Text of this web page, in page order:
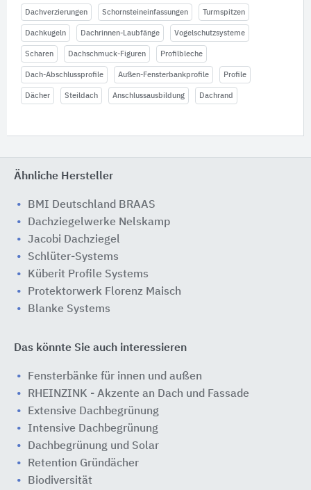
Dachverzierungen Schornsteineinfassungen Turmspitzen
Dachkugeln Dachrinnen-Laubfänge Vogelschutzsysteme
Scharen Dachschmuck-Figuren Profilbleche
Dach-Abschlussprofile Außen-Fensterbankprofile Profile
Dächer Steildach Anschlussausbildung Dachrand
Ähnliche Hersteller
BMI Deutschland BRAAS
Dachziegelwerke Nelskamp
Jacobi Dachziegel
Schlüter-Systems
Küberit Profile Systems
Protektorwerk Florenz Maisch
Blanke Systems
Das könnte Sie auch interessieren
Fensterbänke für innen und außen
RHEINZINK - Akzente an Dach und Fassade
Extensive Dachbegrünung
Intensive Dachbegrünung
Dachbegrünung und Solar
Retention Gründächer
Biodiversität